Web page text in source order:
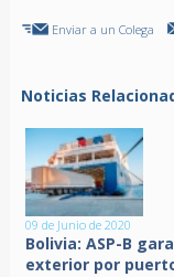
Enviar a un Colega
Noticias
09 de Junio de 2020
Bolivia: ASP-B
exterior por